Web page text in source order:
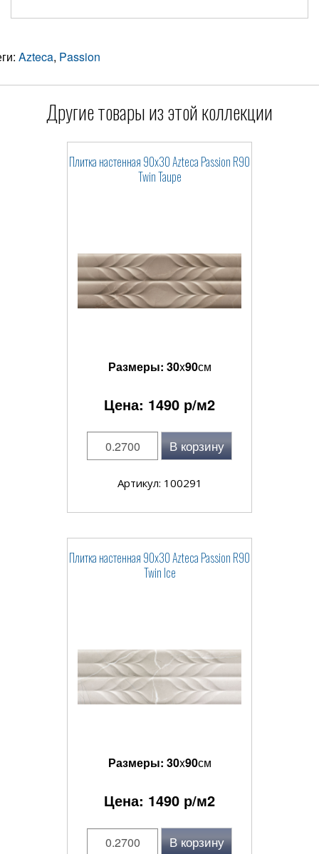
Azteca, Passion
Другие товары из этой коллекции
Плитка настенная 90x30 Azteca Passion R90
Twin Taupe
Размеры: 30x90см
Цена: 1490 р/м2
В корзину
Артикул: 100291
Плитка настенная 90x30 Azteca Passion R90
Twin Ice
Размеры: 30x90см
Цена: 1490 р/м2
В корзину